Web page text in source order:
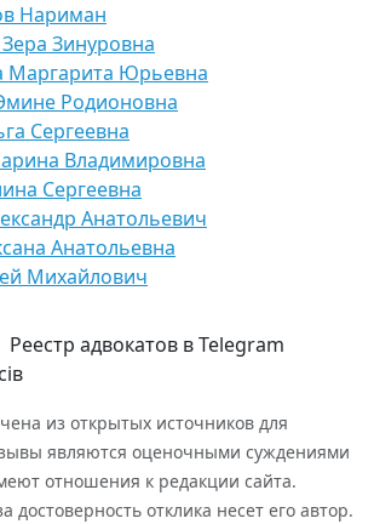
Нариман
Зинуровна
Маргарита Юрьевна
Родионовна
Сергеевна
Владимировна
Сергеевна
Анатольевич
Анатольевна
Михайлович
Реестр адвокатов в Telegram
из открытых источников для
являются оценочными суждениями
отношения к редакции сайта.
достоверность отклика несет его автор.